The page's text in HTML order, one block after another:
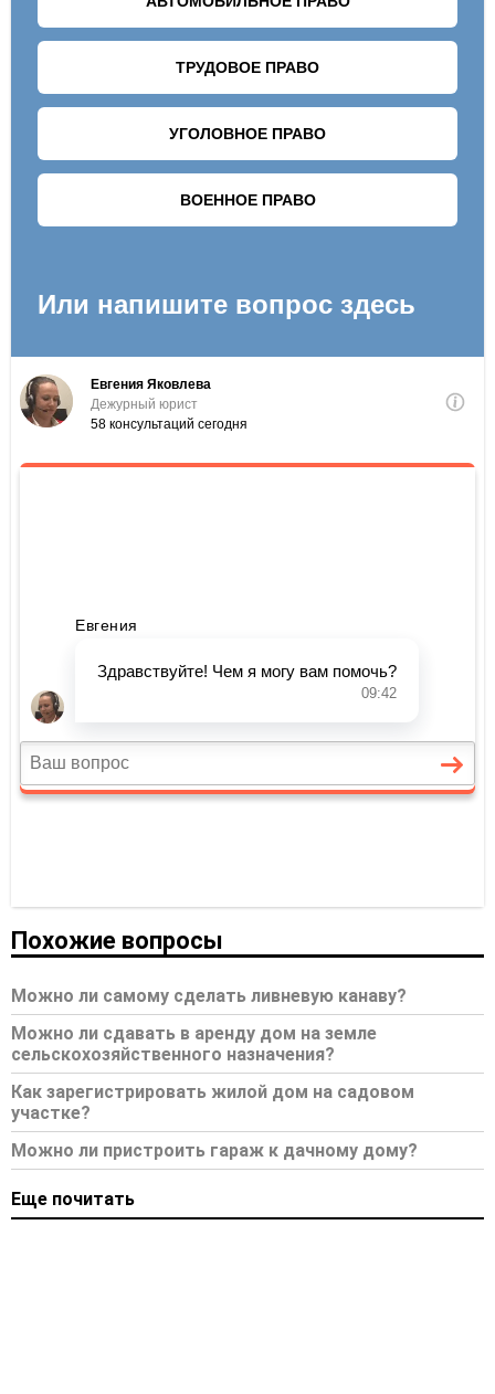
Похожие вопросы
Можно ли самому сделать ливневую канаву?
Можно ли сдавать в аренду дом на земле
сельскохозяйственного назначения?
Как зарегистрировать жилой дом на садовом
участке?
Можно ли пристроить гараж к дачному дому?
Еще почитать